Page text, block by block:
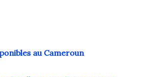
au Cameroun